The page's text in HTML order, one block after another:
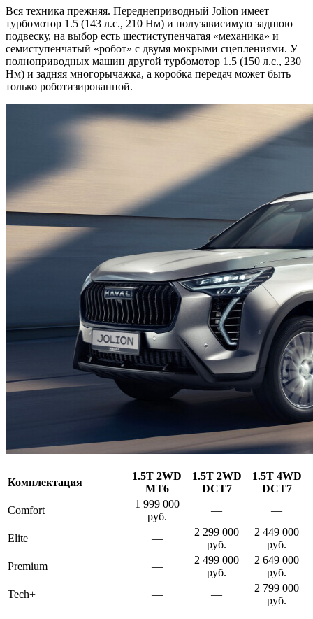
Вся техника прежняя. Переднеприводный Jolion имеет
турбомотор 1.5 (143 л.с., 210 Нм) и полузависимую заднюю
подвеску, на выбор есть шестиступенчатая «механика» и
семиступенчатый «робот» с двумя мокрыми сцеплениями. У
полноприводных машин другой турбомотор 1.5 (150 л.с., 230
Нм) и задняя многорычажка, а коробка передач может быть
только роботизированной.
Комплектация
1.5T 2WD
MT6
1.5T 2WD
DCT7
1.5T 4WD
DCT7
Comfort
1 999 000
руб.
— —
Elite —
2 299 000
руб.
2 449 000
руб.
Premium
—
2 499 000
руб.
2 649 000
руб.
Tech+
— —
2 799 000
руб.